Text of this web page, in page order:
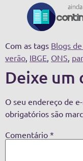
Com as tags Blogs
verão, IBGE, ONS,
Deixe um
O seu endereço de
obrigatórios são
Comentário *